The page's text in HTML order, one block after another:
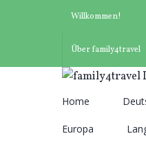
Willkommen!
Über family4travel
nach:
Home
Europa